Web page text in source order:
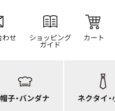
わせ ショッピング
ガイド
カート
帽子・バンダナ
ダナ
子
帽子
ネット
ネクタイ・
四角巾
ポーチ・バッグ
リボン・スカ
クロスタイ